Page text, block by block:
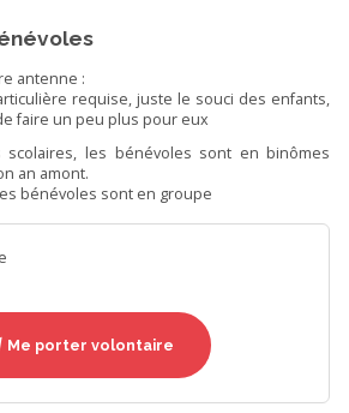
antenne :
requise, juste le souci des enfants,
faire un peu plus pour eux
scolaires, les bénévoles sont en binômes
an amont.
bénévoles sont en groupe
Me porter volontaire